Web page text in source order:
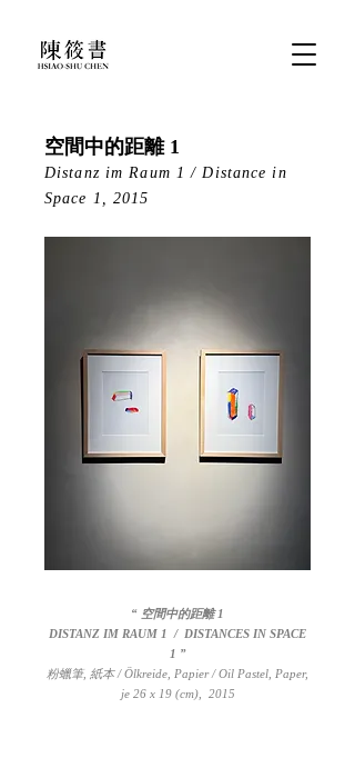
空間中的距離 1
Distanz im Raum 1 / Distance in
Space 1, 2015
“ 空間中的距離 1
DISTANZ IM RAUM 1 / DISTANCES IN SPACE
1 ”
粉蠟筆, 紙本 / Ölkreide, Papier / Oil Pastel, Paper,
je 26 x 19 (cm), 2015